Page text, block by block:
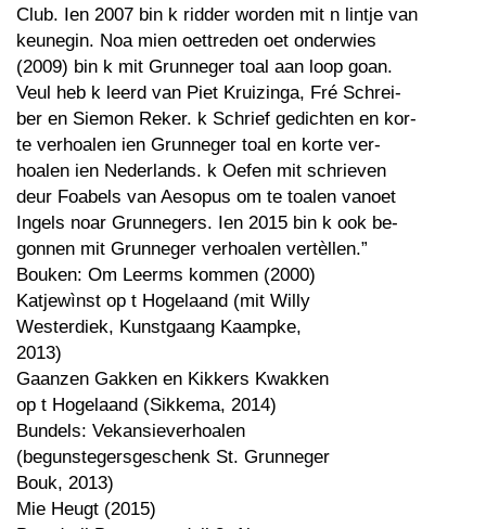
Club. Ien 2007 bin k ridder worden mit n lintje van
keunegin. Noa mien oettreden oet onderwies
(2009) bin k mit Grunneger toal aan loop goan.
Veul heb k leerd van Piet Kruizinga, Fré Schrei-
ber en Siemon Reker. k Schrief gedichten en kor-
te verhoalen ien Grunneger toal en korte ver-
hoalen ien Nederlands. k Oefen mit schrieven
deur Foabels van Aesopus om te toalen vanoet
Ingels noar Grunnegers. Ien 2015 bin k ook be-
gonnen mit Grunneger verhoalen vertèllen.”
Bouken: Om Leerms kommen (2000)
Katjewìnst op t Hogelaand (mit Willy
Westerdiek, Kunstgaang Kaampke,
2013)
Gaanzen Gakken en Kikkers Kwakken
op t Hogelaand (Sikkema, 2014)
Bundels: Vekansieverhoalen
(begunstegersgeschenk St. Grunneger
Bouk, 2013)
Mie Heugt (2015)